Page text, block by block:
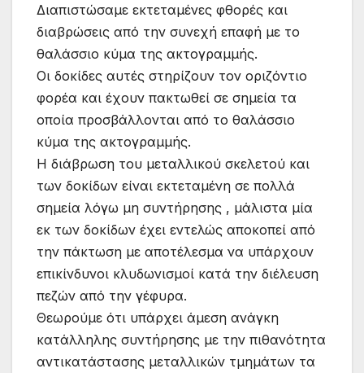
Διαπιστώσαμε εκτεταμένες φθορές και
διαβρώσεις από την συνεχή επαφή με το
θαλάσσιο κύμα της ακτογραμμής.
Οι δοκίδες αυτές στηρίζουν τον οριζόντιο
φορέα και έχουν πακτωθεί σε σημεία τα
οποία προσβάλλονται από το θαλάσσιο
κύμα της ακτογραμμής.
Η διάβρωση του μεταλλικού σκελετού και
των δοκίδων είναι εκτεταμένη σε πολλά
σημεία λόγω μη συντήρησης , μάλιστα μία
εκ των δοκίδων έχει εντελώς αποκοπεί από
την πάκτωση με αποτέλεσμα να υπάρχουν
επικίνδυνοι κλυδωνισμοί κατά την διέλευση
πεζών από την γέφυρα.
Θεωρούμε ότι υπάρχει άμεση ανάγκη
κατάλληλης συντήρησης με την πιθανότητα
αντικατάστασης μεταλλικών τμημάτων τα